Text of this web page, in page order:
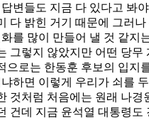
변들도 지금 다 있다고 봐
다 밝힌 거기 때문에 그러나
를 많이 만들어 낼 것 같지
그렇지 않았지만 어떤 당무
으로는 한동훈 후보의 입지
하면 이렇게 우리가 쇠를
것처럼 처음에는 원래 나경
건데 지금 윤석열 대통령도